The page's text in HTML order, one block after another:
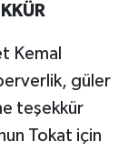
Kemal
güler
teşekkür
Tokat için